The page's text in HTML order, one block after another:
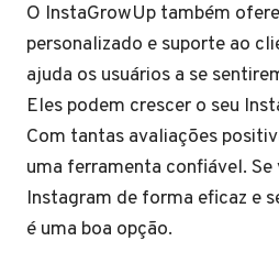
O InstaGrowUp também
personalizado e suporte ao
ajuda os usuários a se
Eles podem crescer o seu
Com tantas avaliações
uma ferramenta confiável. Se
Instagram de forma eficaz e
é uma boa opção.